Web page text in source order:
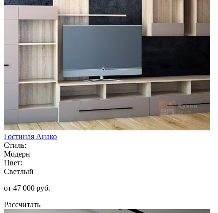
Гостиная Анако
Стиль:
Модерн
Цвет:
Светлый
от 47 000 руб.
Рассчитать